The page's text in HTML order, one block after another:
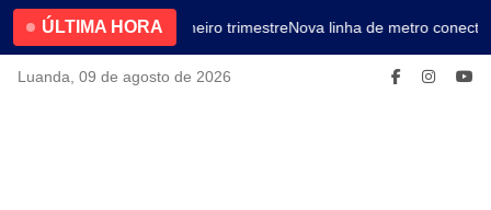
ÚLTIMA HORA4.2% no primeiro trimestreNova linha de metro
Luanda, 09 de agosto de 2026